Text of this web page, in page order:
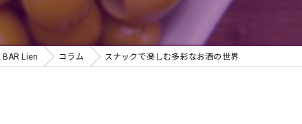
BAR Lien コラム スナックで楽しむ多彩なお酒の世界